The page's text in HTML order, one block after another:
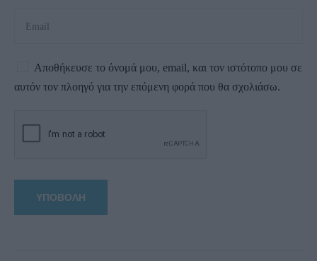
Αποθήκευσε το όνομά μου, email, και τον ιστότοπο μου σε
αυτόν τον πλοηγό για την επόμενη φορά που θα σχολιάσω.